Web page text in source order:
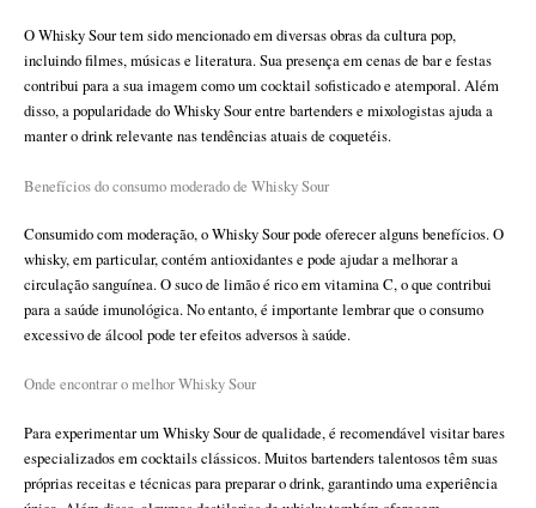
O Whisky Sour tem sido mencionado em diversas obras da cultura pop,
incluindo filmes, músicas e literatura. Sua presença em cenas de bar e festas
contribui para a sua imagem como um cocktail sofisticado e atemporal. Além
disso, a popularidade do Whisky Sour entre bartenders e mixologistas ajuda a
manter o drink relevante nas tendências atuais de coquetéis.
Benefícios do consumo moderado de Whisky Sour
Consumido com moderação, o Whisky Sour pode oferecer alguns benefícios. O
whisky, em particular, contém antioxidantes e pode ajudar a melhorar a
circulação sanguínea. O suco de limão é rico em vitamina C, o que contribui
para a saúde imunológica. No entanto, é importante lembrar que o consumo
excessivo de álcool pode ter efeitos adversos à saúde.
Onde encontrar o melhor Whisky Sour
Para experimentar um Whisky Sour de qualidade, é recomendável visitar bares
especializados em cocktails clássicos. Muitos bartenders talentosos têm suas
próprias receitas e técnicas para preparar o drink, garantindo uma experiência